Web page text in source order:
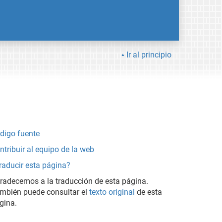
Ir al principio
fuente
al equipo de la web
esta página?
a la traducción de esta página.
puede consultar el texto original de esta